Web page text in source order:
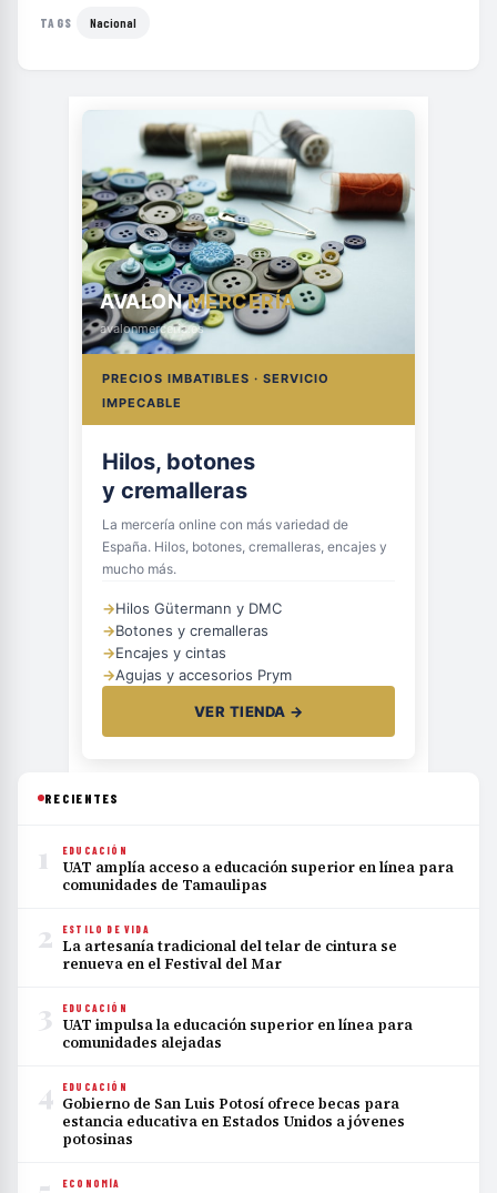
TAGS Nacional
AVALONMERCERÍA
avalonmerceria.es
PRECIOS IMBATIBLES · SERVICIO
IMPECABLE
Hilos, botones
y cremalleras
La mercería online con más variedad de
España. Hilos, botones, cremalleras, encajes y
mucho más.
→Hilos Gütermann y DMC
→Botones y cremalleras
→Encajes y cintas
→Agujas y accesorios Prym
VER TIENDA →
RECIENTES
1 EDUCACIÓN
UAT amplía acceso a educación superior en línea para
comunidades de Tamaulipas
2 ESTILO DE VIDA
La artesanía tradicional del telar de cintura se
renueva en el Festival del Mar
3 EDUCACIÓN
UAT impulsa la educación superior en línea para
comunidades alejadas
4 EDUCACIÓN
Gobierno de San Luis Potosí ofrece becas para
estancia educativa en Estados Unidos a jóvenes
potosinas
ECONOMÍA